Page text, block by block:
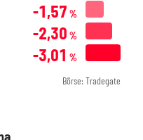
-1,57 %
-2,30 %
-3,01 %
Börse: Tradegate